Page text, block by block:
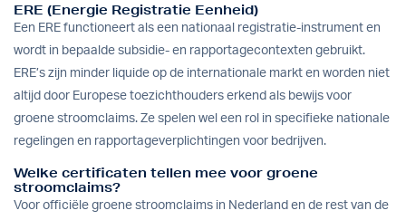
ERE (Energie Registratie Eenheid)
Een ERE functioneert als een nationaal registratie-instrument en
wordt in bepaalde subsidie- en rapportagecontexten gebruikt.
ERE’s zijn minder liquide op de internationale markt en worden niet
altijd door Europese toezichthouders erkend als bewijs voor
groene stroomclaims. Ze spelen wel een rol in specifieke nationale
regelingen en rapportageverplichtingen voor bedrijven.
Welke certificaten tellen mee voor groene
stroomclaims?
Voor officiële groene stroomclaims in Nederland en de rest van de